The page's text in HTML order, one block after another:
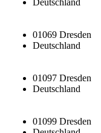
Deutschland
01069 Dresden
Deutschland
01097 Dresden
Deutschland
01099 Dresden